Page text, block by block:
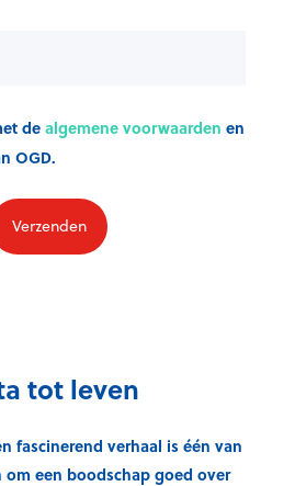
de algemene voorwaarden en
OGD.
tot leven
fascinerend verhaal is één van
een boodschap goed over